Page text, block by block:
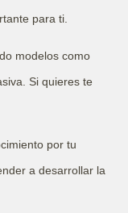
para ti.
modelos como
Si quieres te
por tu
a desarrollar la